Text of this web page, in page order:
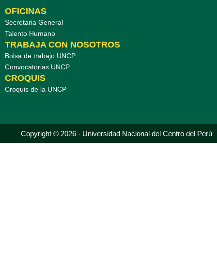
OFICINAS
Secretaria General
Talento Humano
TRABAJA CON NOSOTROS
Bolsa de trabajo UNCP
Convocatorias UNCP
CROQUIS
Croquis de la UNCP
Copyright © 2026 - Universidad Nacional del Centro del Perú